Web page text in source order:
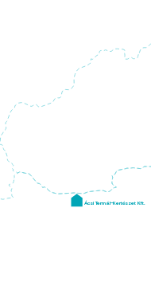
Ácsi Termál-Kertészet Kft.